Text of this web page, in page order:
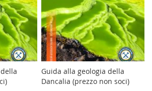
Guida alla geologia della
Dancalia (prezzo non soci)